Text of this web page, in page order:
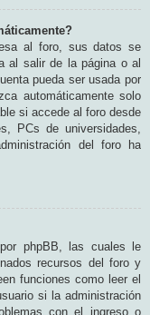
al foro, sus datos se
al salir de la página o al
pueda ser usada por
automáticamente solo
si accede al foro desde
PCs de universidades,
del foro ha
phpBB, las cuales le
recursos del foro y
funciones como leer el
si la administración
con el ingreso o